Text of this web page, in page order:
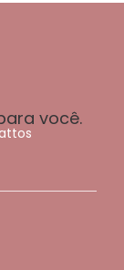
você.